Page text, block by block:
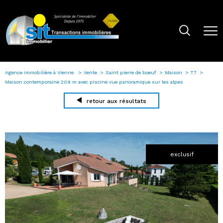
Agence immobilière à Vienne Vente Saint pierre de boeuf Maison
T7
Maison contemporaine 209 m avec piscine vue panoramique sur les alpes
retour aux résultats
exclusif